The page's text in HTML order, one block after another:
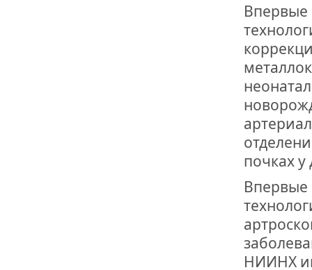
Впервые
почках у
Впервые
НИИНХ